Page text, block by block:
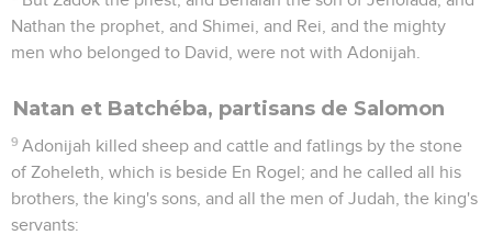
Nathan the prophet, and Shimei, and Rei, and the mighty
men who belonged to David, were not with Adonijah.
Natan et Batchéba, partisans de Salomon
9 Adonijah killed sheep and cattle and fatlings by the stone
of Zoheleth, which is beside En Rogel; and he called all his
brothers, the king's sons, and all the men of Judah, the king's
servants: